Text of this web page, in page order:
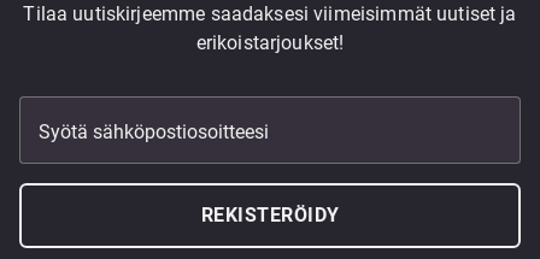
Tilaa uutiskirjeemme saadaksesi viimeisimmät uutiset ja
erikoistarjoukset!
Syötä sähköpostiosoitteesi
REKISTERÖIDY